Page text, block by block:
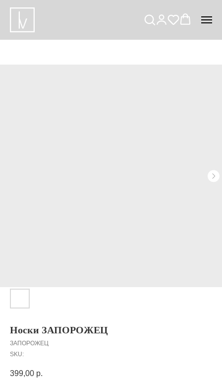
Носки ЗАПОРОЖЕЦ
ЗАПОРОЖЕЦ
SKU:
399,00 р.